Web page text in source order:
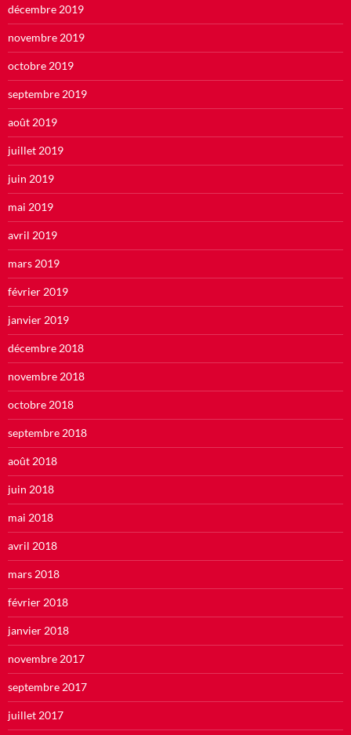
décembre 2019
novembre 2019
octobre 2019
septembre 2019
août 2019
juillet 2019
juin 2019
mai 2019
avril 2019
mars 2019
février 2019
janvier 2019
décembre 2018
novembre 2018
octobre 2018
septembre 2018
août 2018
juin 2018
mai 2018
avril 2018
mars 2018
février 2018
janvier 2018
novembre 2017
septembre 2017
juillet 2017